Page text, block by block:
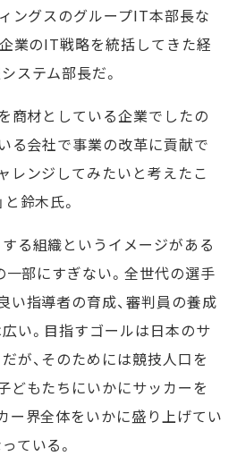
ングスのグループIT本部長な
業のIT戦略を統括してきた経
ステム部長だ。
商材としている企業でしたの
る会社で事業の改革に貢献で
レンジしてみたいと考えたこ
鈴木氏。
る組織というイメージがある
一部にすぎない。全世代の選手
い指導者の育成、審判員の養成
い。目指すゴールは日本のサ
が、そのためには競技人口を
どもたちにいかにサッカーを
ー界全体をいかに盛り上げてい
ている。